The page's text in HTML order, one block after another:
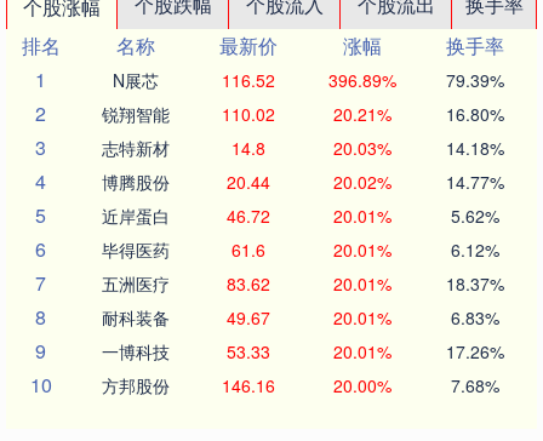
个股涨幅
排名
名称 最新价 涨幅
换手率
1
N展芯 116.52 396.89% 79.39%
2 锐翔智能 110.02 20.21% 16.80%
3 志特新材 14.8 20.03% 14.18%
4 博腾股份 20.44 20.02% 14.77%
5 近岸蛋白 46.72 20.01% 5.62%
6 毕得医药 61.6 20.01% 6.12%
7 五洲医疗 83.62 20.01% 18.37%
8 耐科装备 49.67 20.01% 6.83%
9 一博科技 53.33 20.01% 17.26%
10 方邦股份 146.16 20.00% 7.68%